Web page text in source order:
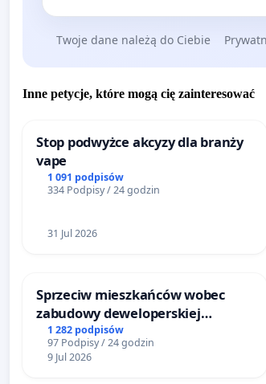
Twoje dane należą do Ciebie
Inne petycje, które mogą cię zainteresować
Stop podwyżce akcyzy dla branży
vape
1 091 podpisów
334 Podpisy / 24 godzin
31 Jul 2026
Sprzeciw mieszkańców wobec
zabudowy deweloperskiej
terenow zielonych w rejonie
Bulwarów Straceńskich w Bielsku-
Białej
1 282 podpisów
97 Podpisy / 24 godzin
9 Jul 2026